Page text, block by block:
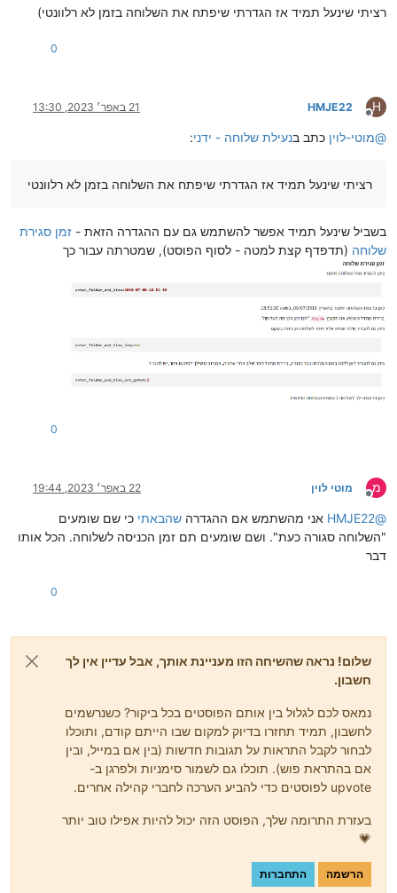
רציתי שינעל תמיד אז הגדרתי שיפתח את השלוחה בזמן לא רלוונטי)
0
H
מנותק
HMJE22 21 באפר׳ 2023, 13:30
@מוטי-לוין כתב בנעילת שלוחה - ידני:
רציתי שינעל תמיד אז הגדרתי שיפתח את השלוחה בזמן לא רלוונטי
בשביל שינעל תמיד אפשר להשתמש גם עם ההגדרה הזאת - זמן סגירת
שלוחה (תדפדף קצת למטה - לסוף הפוסט), שמטרתה עבור כך
0
מ
מנותק
מוטי לוין 22 באפר׳ 2023, 19:44
@
HMJE22 אני מהשתמש אם ההגדרה שהבאתי כי שם שומעים
"השלוחה סגורה כעת". ושם שומעים תם זמן הכניסה לשלוחה. הכל אותו
דבר
0
שלום! נראה שהשיחה הזו מעניינת אותך, אבל עדיין אין לך
חשבון.
נמאס לכם לגלול בין אותם הפוסטים בכל ביקור? כשנרשמים
לחשבון, תמיד תחזרו בדיוק למקום שבו הייתם קודם, ותוכלו
לבחור לקבל התראות על תגובות חדשות (בין אם במייל, ובין
אם בהתראת פוש). תוכלו גם לשמור סימניות ולפרגן ב-
upvote לפוסטים כדי להביע הערכה לחברי קהילה אחרים.
בעזרת התרומה שלך, הפוסט הזה יכול להיות אפילו טוב יותר
💗
הרשמה התחברות